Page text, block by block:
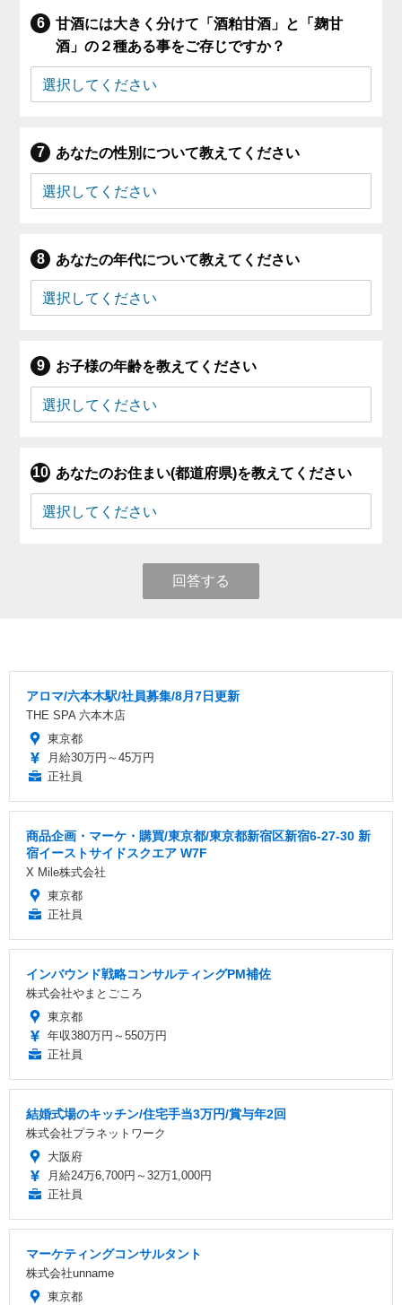
甘酒には大きく分けて「酒粕甘酒」と「麹甘
酒」の２種ある事をご存じですか？
あなたの性別について教えてください
あなたの年代について教えてください
お子様の年齢を教えてください
あなたのお住まい(都道府県)を教えてください
回答する
アロマ/六本木駅/社員募集/8月7日更新
THE SPA 六本木店
東京都
月給30万円～45万円
正社員
商品企画・マーケ・購買/東京都/東京都新宿区新宿6-27-30 新
宿イーストサイドスクエア W7F
X Mile株式会社
東京都
正社員
インバウンド戦略コンサルティングPM補佐
株式会社やまとごころ
東京都
年収380万円～550万円
正社員
結婚式場のキッチン/住宅手当3万円/賞与年2回
株式会社プラネットワーク
大阪府
月給24万6,700円～32万1,000円
正社員
マーケティングコンサルタント
株式会社unname
東京都